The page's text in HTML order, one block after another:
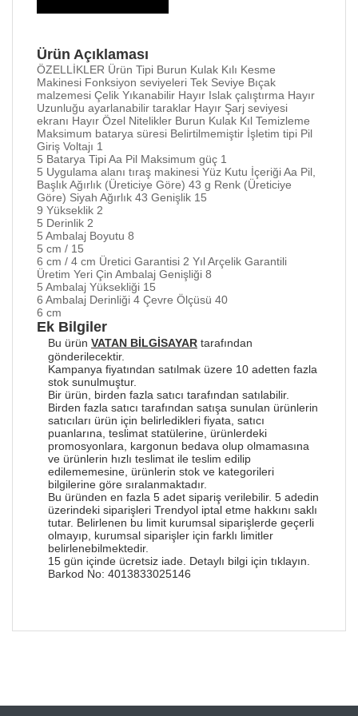
Ürün Açıklaması
ÖZELLİKLER Ürün Tipi Burun Kulak Kılı Kesme
Makinesi Fonksiyon seviyeleri Tek Seviye Bıçak
malzemesi Çelik Yıkanabilir Hayır Islak çalıştırma Hayır
Uzunluğu ayarlanabilir taraklar Hayır Şarj seviyesi
ekranı Hayır Özel Nitelikler Burun Kulak Kıl Temizleme
Maksimum batarya süresi Belirtilmemiştir İşletim tipi Pil
Giriş Voltajı 1
5 Batarya Tipi Aa Pil Maksimum güç 1
5 Uygulama alanı tıraş makinesi Yüz Kutu İçeriği Aa Pil,
Başlık Ağırlık (Üreticiye Göre) 43 g Renk (Üreticiye
Göre) Siyah Ağırlık 43 Genişlik 15
9 Yükseklik 2
5 Derinlik 2
5 Ambalaj Boyutu 8
5 cm / 15
6 cm / 4 cm Üretici Garantisi 2 Yıl Arçelik Garantili
Üretim Yeri Çin Ambalaj Genişliği 8
5 Ambalaj Yüksekliği 15
6 Ambalaj Derinliği 4 Çevre Ölçüsü 40
6 cm
Ek Bilgiler
Bu ürün VATAN BİLGİSAYAR tarafından
gönderilecektir.
Kampanya fiyatından satılmak üzere 10 adetten fazla
stok sunulmuştur.
Bir ürün, birden fazla satıcı tarafından satılabilir.
Birden fazla satıcı tarafından satışa sunulan ürünlerin
satıcıları ürün için belirledikleri fiyata, satıcı
puanlarına, teslimat statülerine, ürünlerdeki
promosyonlara, kargonun bedava olup olmamasına
ve ürünlerin hızlı teslimat ile teslim edilip
edilememesine, ürünlerin stok ve kategorileri
bilgilerine göre sıralanmaktadır.
Bu üründen en fazla 5 adet sipariş verilebilir. 5 adedin
üzerindeki siparişleri Trendyol iptal etme hakkını saklı
tutar. Belirlenen bu limit kurumsal siparişlerde geçerli
olmayıp, kurumsal siparişler için farklı limitler
belirlenebilmektedir.
15 gün içinde ücretsiz iade. Detaylı bilgi için tıklayın
Barkod No: 4013833025146
ve diğer konularda yetersiz gördüğünüz noktaları